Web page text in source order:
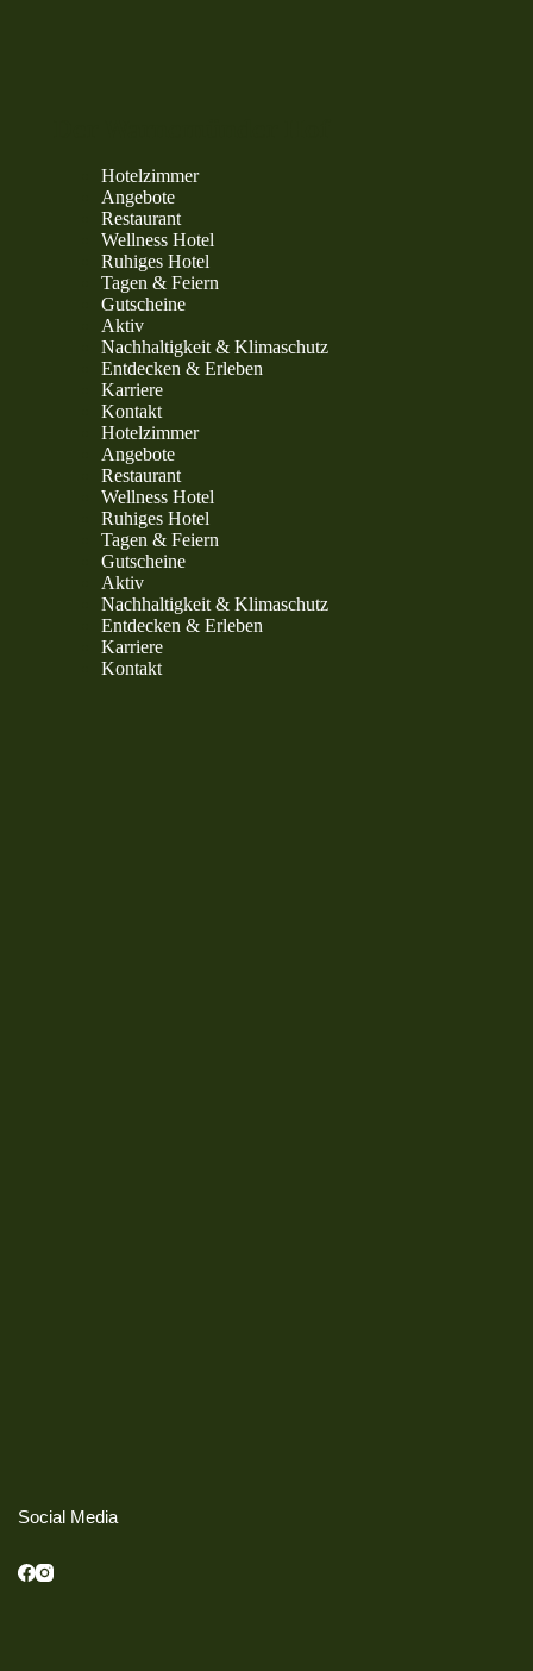
Hotelzimmer
Angebote
Restaurant
Wellness Hotel
Ruhiges Hotel
Tagen & Feiern
Gutscheine
Aktiv
Nachhaltigkeit & Klimaschutz
Entdecken & Erleben
Karriere
Kontakt
Hotelzimmer
Angebote
Restaurant
Wellness Hotel
Ruhiges Hotel
Tagen & Feiern
Gutscheine
Aktiv
Nachhaltigkeit & Klimaschutz
Entdecken & Erleben
Karriere
Kontakt
Social Media